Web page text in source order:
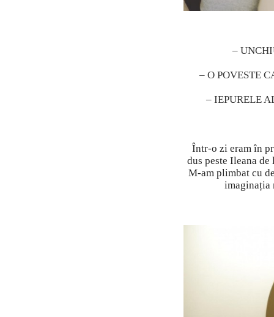
–
– O POVESTE
– IEPURELE
Într-o zi eram în
dus peste Ileana de
M-am plimbat cu
imaginația